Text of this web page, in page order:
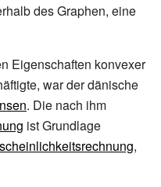
des Graphen, eine
Eigenschaften konvexer
war der dänische
. Die nach ihm
ist Grundlage
,